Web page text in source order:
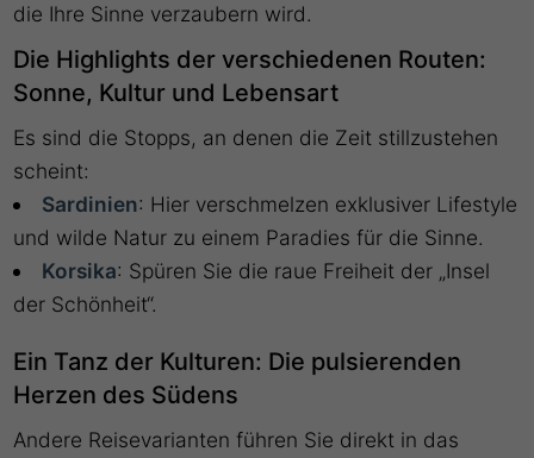
die Ihre Sinne verzaubern wird.
Die Highlights der verschiedenen Routen:
Sonne, Kultur und Lebensart
Es sind die Stopps, an denen die Zeit stillzustehen
scheint:
Sardinien: Hier verschmelzen exklusiver Lifestyle
und wilde Natur zu einem Paradies für die Sinne.
Korsika: Spüren Sie die raue Freiheit der „Insel
der Schönheit“.
Ein Tanz der Kulturen: Die pulsierenden
Herzen des Südens
Andere Reisevarianten führen Sie direkt in das